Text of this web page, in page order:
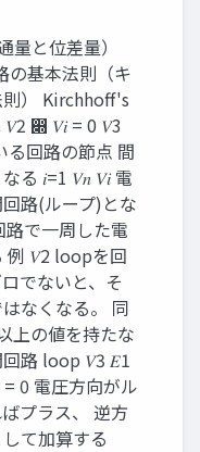
量と位差量）
の基本法則（キ
） Kirchhoff's
෍ 𝑉𝑖 = 0 𝑉3
る回路の節点 間
る 𝑖=1 𝑉𝑛 𝑉𝑖 電
路(ループ)とな
路で一周した電
例 𝑉2 loopを回
でないと、そ
なくなる。 同
上の値を持たな
路 loop 𝑉3 𝐸1
0 電圧方向がル
プラス、 逆方
て加算する